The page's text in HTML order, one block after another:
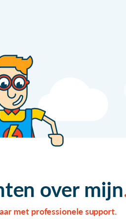
over mijn
met professionele support.